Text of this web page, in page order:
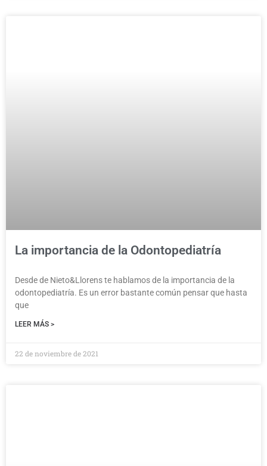
La importancia de la Odontopediatría
Desde de Nieto&Llorens te hablamos de la importancia de la
odontopediatría. Es un error bastante común pensar que hasta
que
LEER MÁS >
22 de noviembre de 2021